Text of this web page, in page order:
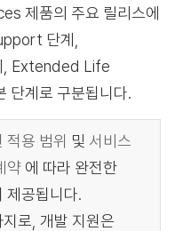
제품의 주요 릴리스에
단계,
, Extended Life
단계로 구분됩니다.
적용 범위 및 서비스
약에 따라 완전한
제공됩니다.
로, 개발 지원은